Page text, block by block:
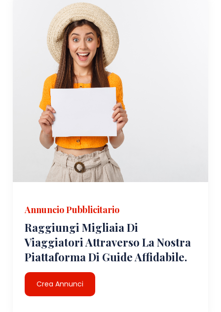
Annuncio Pubblicitario
Raggiungi Migliaia Di
Viaggiatori Attraverso La Nostra
Piattaforma Di Guide Affidabile.
Crea Annunci